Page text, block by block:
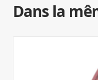
Dans la